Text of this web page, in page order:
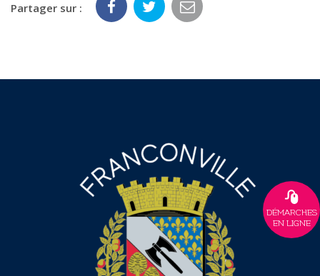
Partager sur :
DÉMARCHES
EN LIGNE